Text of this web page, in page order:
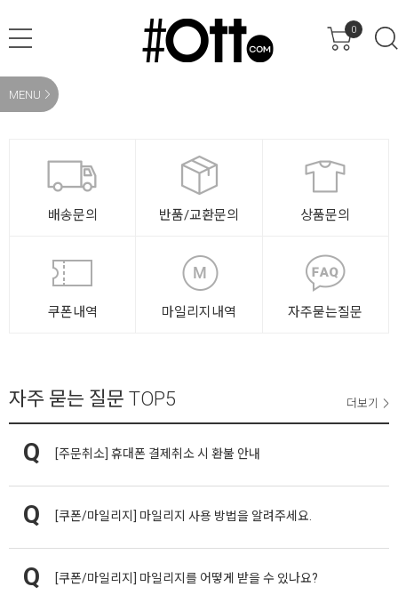
0
MENU
배송문의 반품/교환문의 상품문의
쿠폰내역 마일리지내역 자주묻는질문
자주 묻는 질문 TOP5 더보기
[주문취소] 휴대폰 결제취소 시 환불 안내
[쿠폰/마일리지] 마일리지 사용 방법을 알려주세요.
[쿠폰/마일리지] 마일리지를 어떻게 받을 수 있나요?